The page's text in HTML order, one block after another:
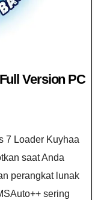
Version PC
7 Loader Kuyhaa​
saat Anda
perangkat lunak
sering